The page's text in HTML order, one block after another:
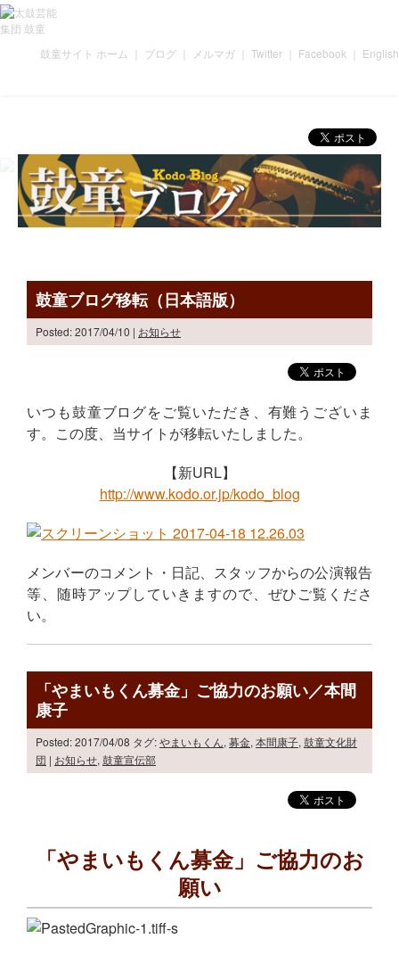
鼓童サイト ホーム ブログ メルマガ Twitter Facebook English
鼓童ブログ移転（日本語版）
Posted: 2017/04/10 | お知らせ
いつも鼓童ブログをご覧いただき、有難うございま
す。この度、当サイトが移転いたしました。
【新URL】
http://www.kodo.or.jp/kodo_blog
メンバーのコメント・日記、スタッフからの公演報告
等、随時アップしていきますので、ぜひご覧くださ
い。
「やまいもくん募金」ご協力のお願い／本間
康子
Posted: 2017/04/08 タグ:やまいもくん, 募金, 本間康子, 鼓童文化財
団 | お知らせ, 鼓童宣伝部
「やまいもくん募金」ご協力のお
願い